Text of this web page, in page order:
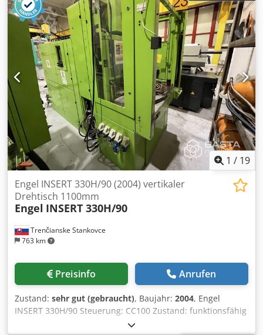
1 / 19
Trenčianske Stankovce
763 km
Engel INSERT 330H/90 (2004) vertikaler
Drehtisch 1100mm
Engel INSERT 330H/90
Preisinfo Anrufen
Zustand: sehr gut (gebraucht), Baujahr: 2004, Engel
INSERT 330H/90 Steuerung: CC100 Zustand: funktionsfähig
Vertikale Maschine mit horizontaler Einspritzung Dcodpfx